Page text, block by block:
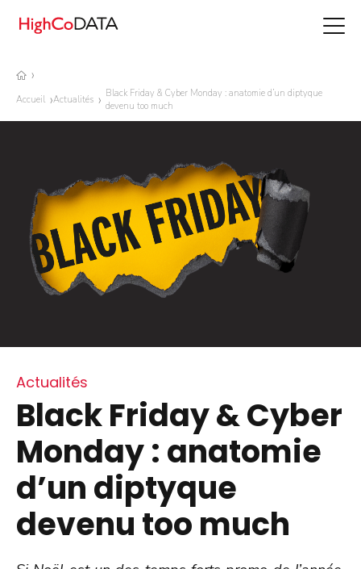
Accueil Actualités
Black Friday & Cyber Monday : anatomie d’un diptyque
devenu too much
Actualités
Black Friday & Cyber
Monday : anatomie
d’un diptyque
devenu too much